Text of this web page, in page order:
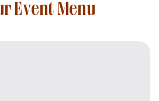
Event Menu